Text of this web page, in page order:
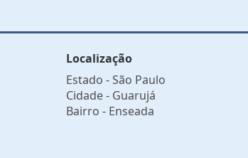
Localização
Estado -São Paulo
Cidade - Guarujá
Bairro - Enseada